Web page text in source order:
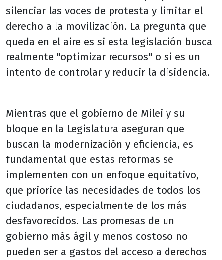
silenciar las voces de protesta y limitar el
derecho a la movilización. La pregunta que
queda en el aire es si esta legislación busca
realmente "optimizar recursos" o si es un
intento de controlar y reducir la disidencia.
Mientras que el gobierno de Milei y su
bloque en la Legislatura aseguran que
buscan la modernización y eficiencia, es
fundamental que estas reformas se
implementen con un enfoque equitativo,
que priorice las necesidades de todos los
ciudadanos, especialmente de los más
desfavorecidos. Las promesas de un
gobierno más ágil y menos costoso no
pueden ser a gastos del acceso a derechos